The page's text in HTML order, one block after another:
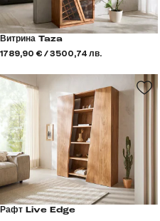
Витрина Taza
1789,90 € / 3500,74 лв.
Рафт Live Edge